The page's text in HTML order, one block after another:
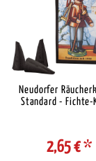
Neudorfer
Standard - Fichte-
2,65 €*